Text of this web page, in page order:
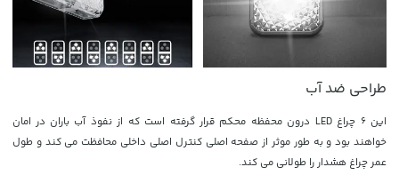
طراحی ضد آب
این 6 چراغ LED درون محفظه محکم قرار گرفته است که از نفوذ آب باران در امان
خواهند بود و به طور موثر از صفحه اصلی کنترل اصلی داخلی محافظت می کند و طول
عمر چراغ هشدار را طولانی می کند.